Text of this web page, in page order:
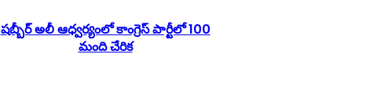
షబ్బీర్ అలీ ఆధ్వర్యంలో కాంగ్రెస్ పార్టీలో 100
మంది చేరిక